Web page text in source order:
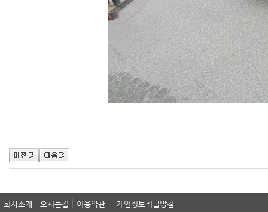
회사소개 오시는길 이용약관 개인정보취급방침